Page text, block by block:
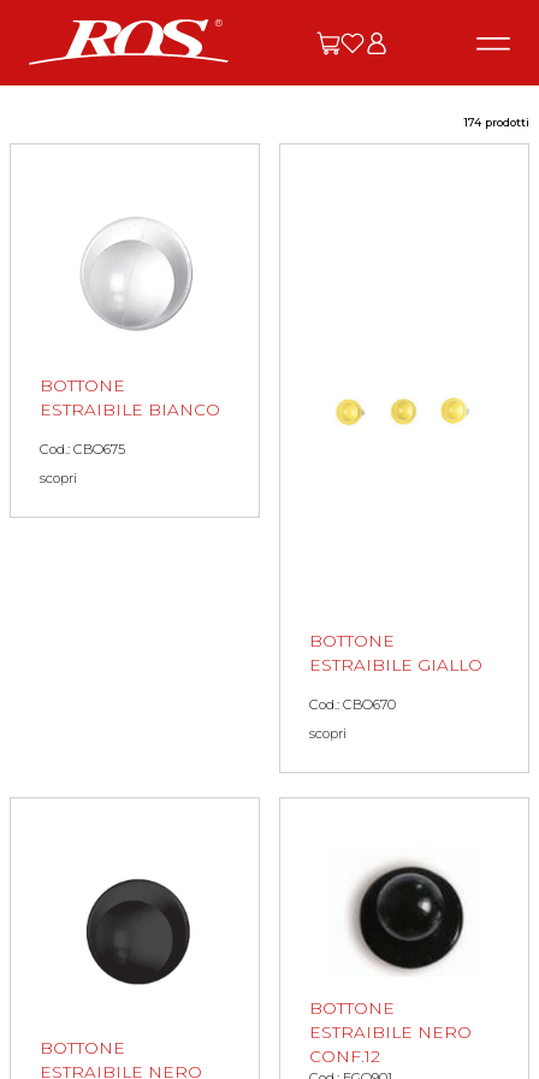
174 prodotti
BOTTONE
ESTRAIBILE BIANCO
Cod.: CBO675
scopri
BOTTONE
ESTRAIBILE GIALLO
Cod.: CBO670
scopri
BOTTONE
ESTRAIBILE NERO
BOTTONE
ESTRAIBILE NERO
CONF.12